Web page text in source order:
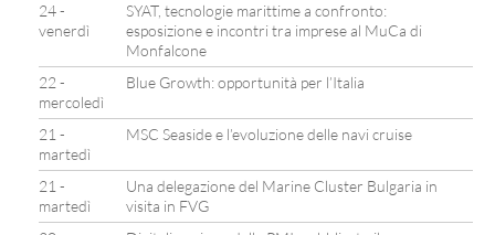
24 -
venerdì
SYAT, tecnologie marittime a confronto:
esposizione e incontri tra imprese al MuCa di
Monfalcone
22 -
mercoledì
Blue Growth: opportunità per l’Italia
21 -
martedì
MSC Seaside e l’evoluzione delle navi cruise
21 -
martedì
Una delegazione del Marine Cluster Bulgaria in
visita in FVG